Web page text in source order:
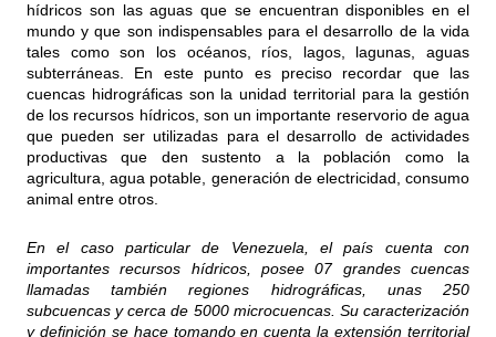
hídricos son las aguas que se encuentran disponibles en el
mundo y que son indispensables para el desarrollo de la vida
tales como son los océanos, ríos, lagos, lagunas, aguas
subterráneas. En este punto es preciso recordar que las
cuencas hidrográficas son la unidad territorial para la gestión
de los recursos hídricos, son un importante reservorio de agua
que pueden ser utilizadas para el desarrollo de actividades
productivas que den sustento a la población como la
agricultura, agua potable, generación de electricidad, consumo
animal entre otros.
En el caso particular de Venezuela, el país cuenta con
importantes recursos hídricos, posee 07 grandes cuencas
llamadas también regiones hidrográficas, unas 250
subcuencas y cerca de 5000 microcuencas. Su caracterización
y definición se hace tomando en cuenta la extensión territorial